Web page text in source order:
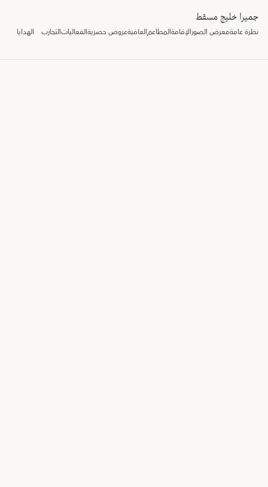
جميرا خليج مسقط
نظرة عامةمعرض الصورالإقامةالمطاعمالعافيةعروض حصريةالفعالياتالتجارب الهدايا